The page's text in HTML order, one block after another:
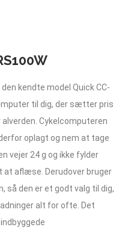
kendte model Quick CC-
til dig, der sætter pris
Cykelcomputeren
oplagt og nem at tage
vejer 24 g og ikke fylder
at aflæse. Derudover bruger
så den er et godt valg til dig,
alt for ofte. Det